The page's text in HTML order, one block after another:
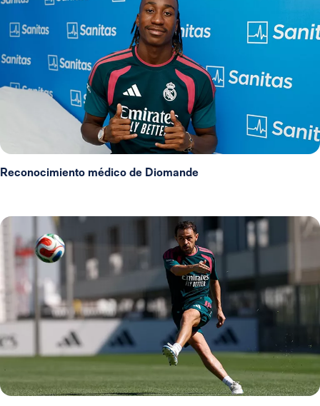
Reconocimiento médico de Diomande